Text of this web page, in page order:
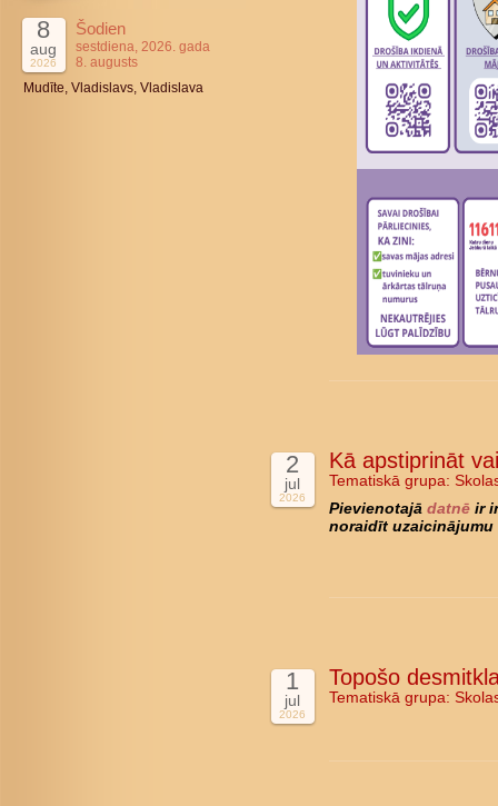
8
aug
2026
Šodien
sestdiena, 2026. gada
8. augusts
Mudīte, Vladislavs, Vladislava
2
jul
2026
Kā apstiprināt
Tematiskā grupa:
Pievienotajā datnē ir
noraidīt uzaicinājumu
1
jul
2026
Topošo
Tematiskā grupa: